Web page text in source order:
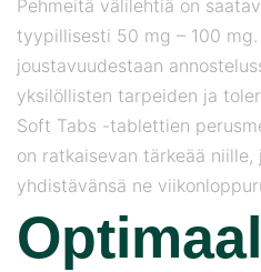
Pehmeitä välilehtiä on
tyypillisesti 50 mg – 100
joustavuudestaan
yksilöllisten tarpeiden ja
Soft Tabs -tablettien
on ratkaisevan tärkeää
yhdistävänsä ne